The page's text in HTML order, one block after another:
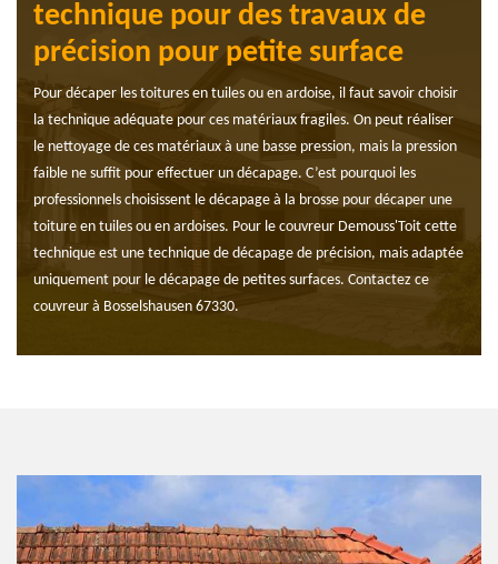
technique pour des travaux de
précision pour petite surface
Pour décaper les toitures en tuiles ou en ardoise, il faut savoir choisir
la technique adéquate pour ces matériaux fragiles. On peut réaliser
le nettoyage de ces matériaux à une basse pression, mais la pression
faible ne suffit pour effectuer un décapage. C’est pourquoi les
professionnels choisissent le décapage à la brosse pour décaper une
toiture en tuiles ou en ardoises. Pour le couvreur Demouss'Toit cette
technique est une technique de décapage de précision, mais adaptée
uniquement pour le décapage de petites surfaces. Contactez ce
couvreur à Bosselshausen 67330.